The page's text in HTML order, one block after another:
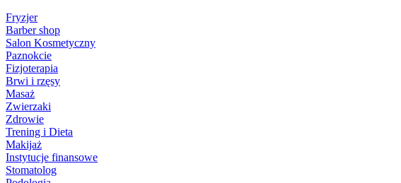
Fryzjer
Barber shop
Salon Kosmetyczny
Paznokcie
Fizjoterapia
Brwi i rzęsy
Masaż
Zwierzaki
Zdrowie
Trening i Dieta
Makijaż
Instytucje finansowe
Stomatolog